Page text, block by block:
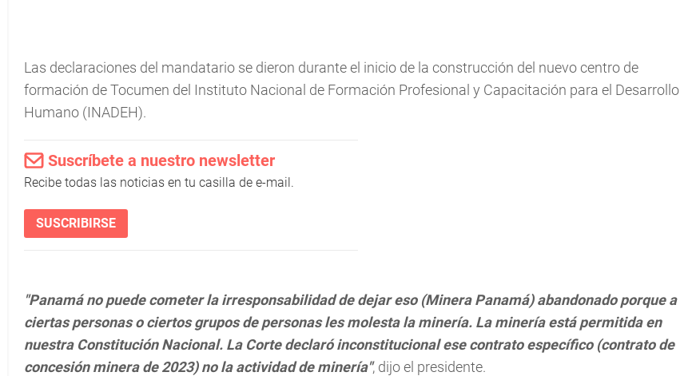
Las declaraciones del mandatario se dieron durante el inicio de la construcción del nuevo centro de
formación de Tocumen del Instituto Nacional de Formación Profesional y Capacitación para el Desarrollo
Humano (INADEH).
Suscríbete a nuestro newsletter
Recibe todas las noticias en tu casilla de e-mail.
SUSCRIBIRSE
"Panamá no puede cometer la irresponsabilidad de dejar eso (Minera Panamá) abandonado porque a
ciertas personas o ciertos grupos de personas les molesta la minería. La minería está permitida en
nuestra Constitución Nacional. La Corte declaró inconstitucional ese contrato específico (contrato de
concesión minera de 2023) no la actividad de minería", dijo el presidente.